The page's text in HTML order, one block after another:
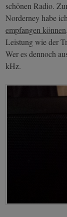
schönen Radio.
Norderney habe
empfangen können
Leistung wie der
Wer es dennoch
kHz.